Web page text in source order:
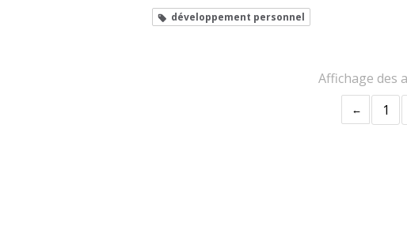
développement personnel
Affichage des
1